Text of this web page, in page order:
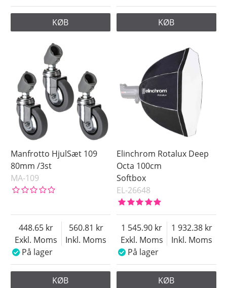
KØB KØB
Manfrotto HjulSæt 109
80mm /3st
MA-109
Exkl. Moms
448.65
Inkl. Moms
560.81
På lager
KØB
Elinchrom Rotalux Deep
Octa 100cm
Softbox
EL-26648
Exkl. Moms
1 545.90
Inkl. Moms
1 932.38
På lager
KØB